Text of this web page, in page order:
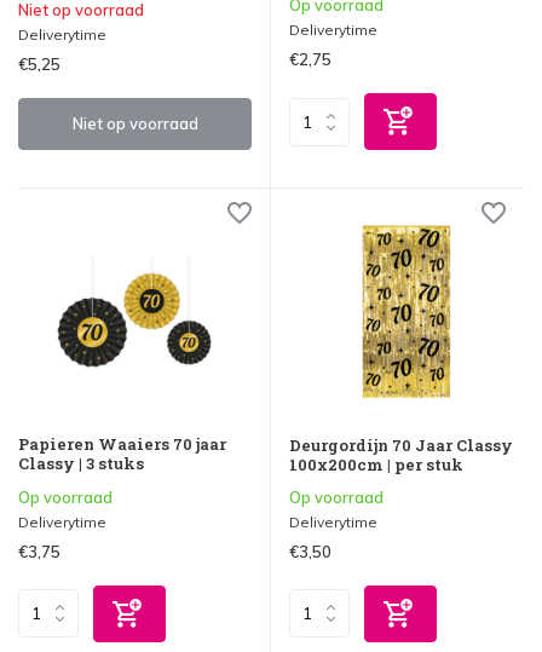
Niet op voorraad
Deliverytime
€5,25
Niet op voorraad
Op voorraad
Deliverytime
€2,75
Papieren Waaiers 70 jaar
Classy | 3 stuks
Op voorraad
Deliverytime
€3,75
Deurgordijn 70 Jaar Classy
100x200cm | per stuk
Op voorraad
Deliverytime
€3,50